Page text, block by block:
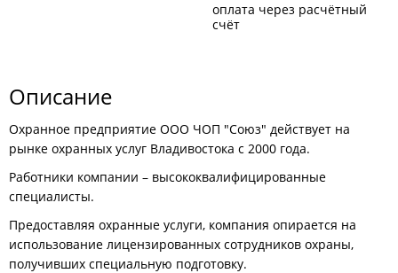
оплата через расчётный
счёт
Описание
Охранное предприятие ООО ЧОП "Союз" действует на
рынке охранных услуг Владивостока с 2000 года.
Работники компании – высококвалифицированные
специалисты.
Предоставляя охранные услуги, компания опирается на
использование лицензированных сотрудников охраны,
получивших специальную подготовку.